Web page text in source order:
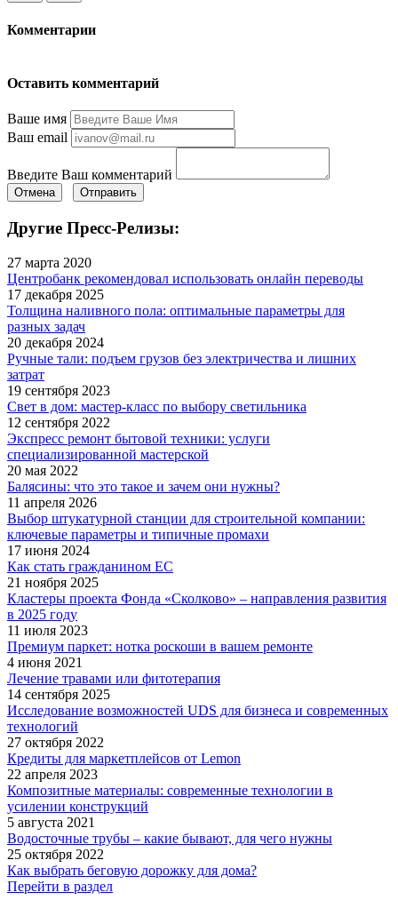
Комментарии
Оставить комментарий
Ваше имя
Ваш email
Введите Ваш комментарий
Отмена Отправить
Другие Пресс-Релизы:
27 марта 2020
Центробанк рекомендовал использовать онлайн переводы
17 декабря 2025
Толщина наливного пола: оптимальные параметры для
разных задач
20 декабря 2024
Ручные тали: подъем грузов без электричества и лишних
затрат
19 сентября 2023
Свет в дом: мастер-класс по выбору светильника
12 сентября 2022
Экспресс ремонт бытовой техники: услуги
специализированной мастерской
20 мая 2022
Балясины: что это такое и зачем они нужны?
11 апреля 2026
Выбор штукатурной станции для строительной компании:
ключевые параметры и типичные промахи
17 июня 2024
Как стать гражданином ЕС
21 ноября 2025
Кластеры проекта Фонда «Сколково» – направления развития
в 2025 году
11 июля 2023
Премиум паркет: нотка роскоши в вашем ремонте
4 июня 2021
Лечение травами или фитотерапия
14 сентября 2025
Исследование возможностей UDS для бизнеса и современных
технологий
27 октября 2022
Кредиты для маркетплейсов от Lemon
22 апреля 2023
Композитные материалы: современные технологии в
усилении конструкций
5 августа 2021
Водосточные трубы – какие бывают, для чего нужны
25 октября 2022
Как выбрать беговую дорожку для дома?
Перейти в раздел